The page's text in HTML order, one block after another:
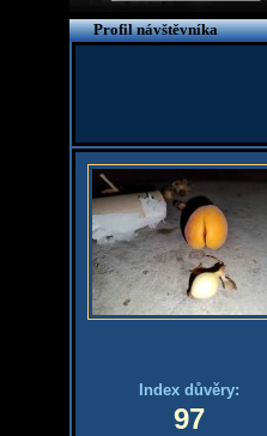
Profil návštěvníka
Index důvěry:
97